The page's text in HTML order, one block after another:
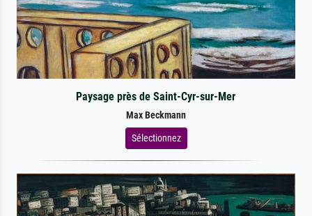
Paysage près de Saint-Cyr-sur-Mer
Max Beckmann
Sélectionnez